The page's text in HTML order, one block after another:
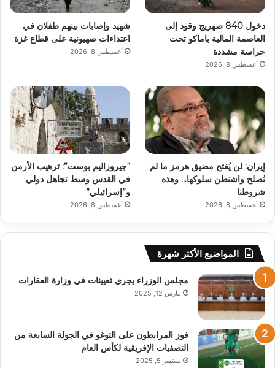
دخول 840 صهريج وقود إلى
العاصمة المالية باماكو تحت
حراسة مشددة
أغسطس 8, 2026
شهيد وإصابات بينهم طفلان في
اعتداءات صهيونية على قطاع غزة
أغسطس 8, 2026
إيران: لن يُفتح مضيق هرمز ما لم
تُصلح واشنطن سلوكها… وهذه
شروطنا
أغسطس 8, 2026
“جيروزاليم بوست”: ترهيب الأرمن
في القدس وسط تجاهل دولي
و”إسرائيلي”
أغسطس 8, 2026
المواضيع الأكثر شهرة
مجلس الوزراء يجري تعيينات في وزارة العقارات
مارس 12, 2025
فوز المرابطون على التوغو في الجولة السابعة من
التصفيات الإفريقية لكأس العام
سبتمبر 5, 2025